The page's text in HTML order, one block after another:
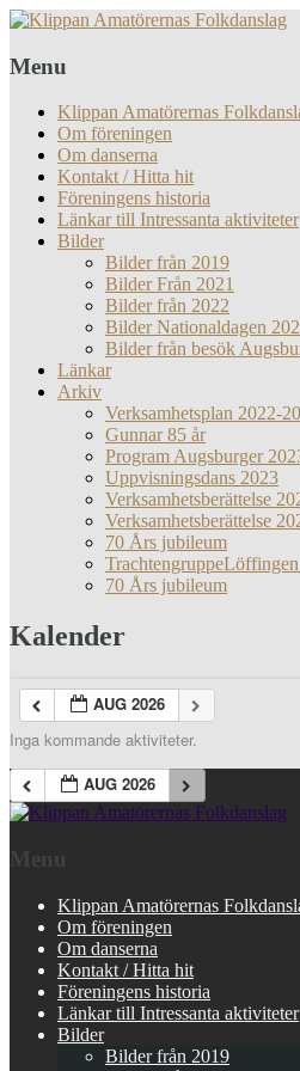
Menu
Klippan Amatörernas
Om föreningen
Om danserna
Kontakt / Hitta hit
Föreningens historia
Länkar till Intressanta aktiviteter
Bilder
Bilder från 2019
Bilder Från 2021
Bilder från 2022
Bilder Nationaldagen
Bilder från besök
Länkar
Arkiv
Verksamhetsplan 2022-
Gunnar 85 år
Program Augsburger
Uppvisningsdans 2023
Verksamhetsberättelse
Verksamhetsberättelse
70 Års jubileum
70 Års jubileum
Kalender
AUG 2026
Inga kommande aktiviteter.
AUG 2026
Menu
Klippan Amatörernas
Om föreningen
Om danserna
Kontakt / Hitta hit
Föreningens historia
Länkar till Intressanta aktiviteter
Bilder
Bilder från 2019